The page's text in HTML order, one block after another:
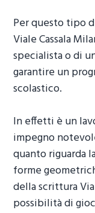
Per questo tipo
Viale Cassala
specialista o di
garantire un
scolastico.
In effetti è un
impegno
quanto riguarda
forme
della scrittura
possibilità di